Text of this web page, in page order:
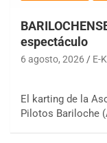
espectáculo
6 agosto, 2026 E-
El karting de la
Pilotos Bariloche